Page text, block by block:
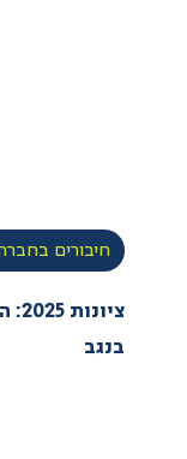
חיבורים
בנגב